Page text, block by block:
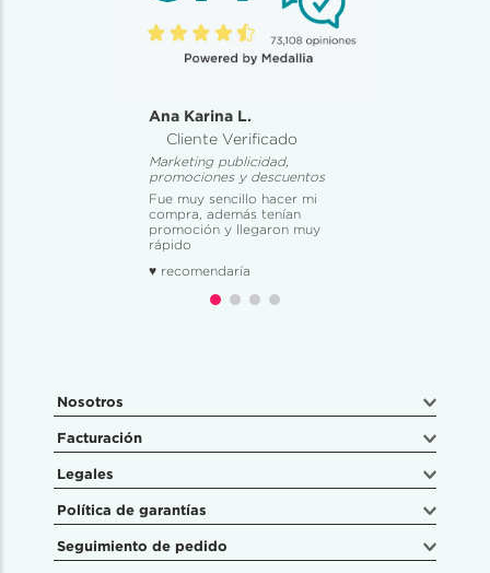
Ana Karina L.
Cliente Verificado
Marketing publicidad,
promociones y descuentos
Fue muy sencillo hacer mi
compra, además tenían
promoción y llegaron muy
rápido
♥ recomendaría
Nosotros
Facturación
Legales
Política de garantías
Seguimiento de pedido